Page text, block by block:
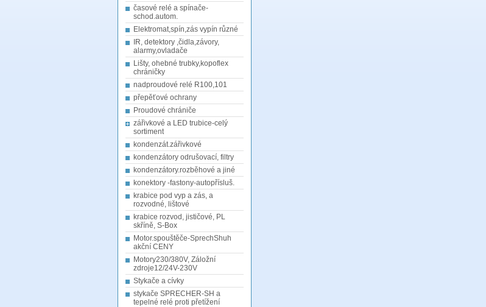
časové relé a spínače-
schod.autom.
Elektromat,spín,zás vypín různé
IR, detektory ,čidla,závory,
alarmy,ovladače
Lišty, ohebné trubky,kopoflex
chráničky
nadproudové relé R100,101
přepěťové ochrany
Proudové chrániče
zářivkové a LED trubice-celý
sortiment
kondenzát.zářivkové
kondenzátory odrušovací, filtry
kondenzátory.rozběhové a jiné
konektory -fastony-autopřísluš.
krabice pod vyp a zás, a
rozvodné, lištové
krabice rozvod, jističové, PL
skříně, S-Box
Motor.spouštěče-SprechShuh
akční CENY
Motory230/380V, Záložní
zdroje12/24V-230V
Stykače a cívky
stykače SPRECHER-SH a
tepelné relé proti přetížení